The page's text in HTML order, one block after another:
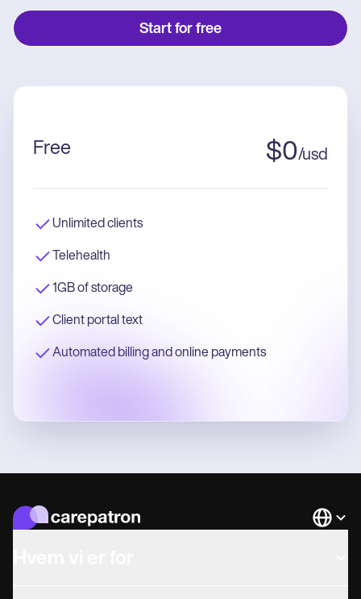
Start for free
Free $0/usd
Unlimited clients
Telehealth
1GB of storage
Client portal text
Automated billing and online payments